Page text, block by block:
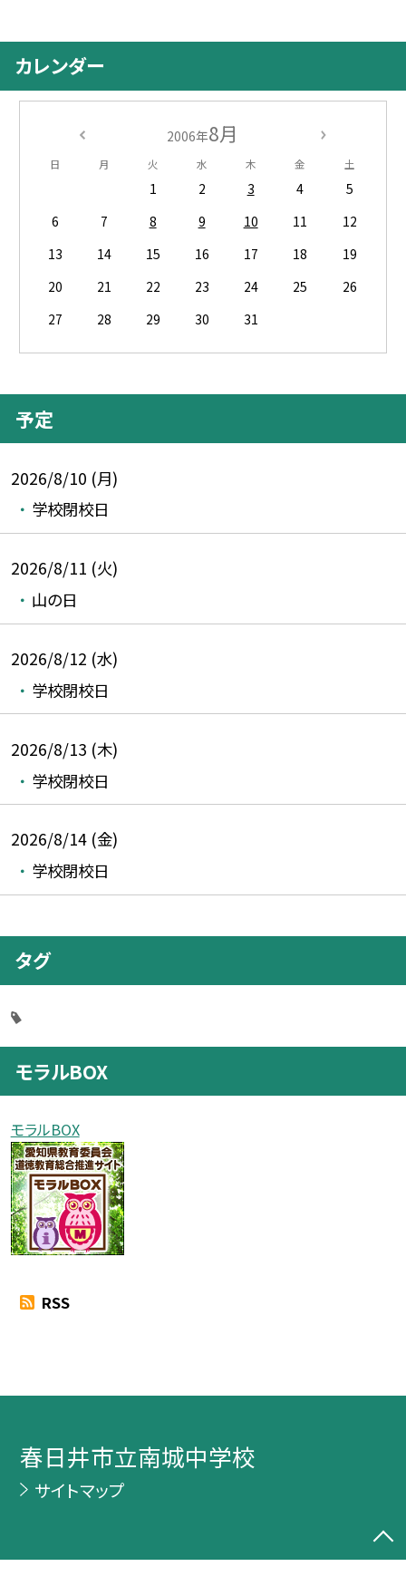
カレンダー
2006年8月
日 月 火 水 木 金 土
1 2 3 4
5
6
7 8 9 10 11
12
13
14 15 16 17 18
19
20
21 22 23 24 25
26
27
28 29 30 31
予定
2026/8/10 (月)
学校閉校日
2026/8/11 (火)
山の日
2026/8/12 (水)
学校閉校日
2026/8/13 (木)
学校閉校日
2026/8/14 (金)
学校閉校日
タグ
モラルBOX
モラルBOX
RSS
春日井市立南城中学校
サイトマップ